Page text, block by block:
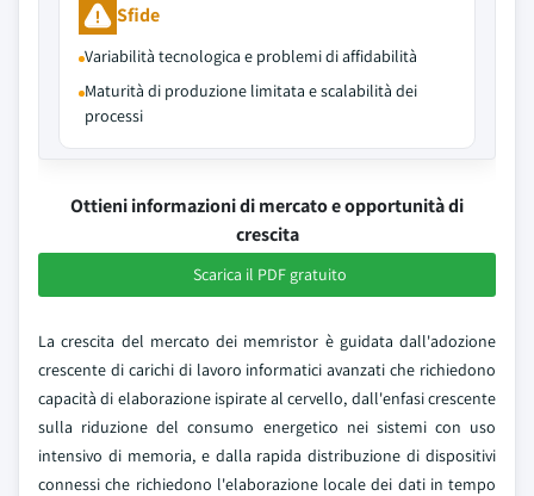
Sfide
Variabilità tecnologica e problemi di affidabilità
Maturità di produzione limitata e scalabilità dei
processi
Ottieni informazioni di mercato e opportunità di
crescita
Scarica il PDF gratuito
La crescita del mercato dei memristor è guidata dall'adozione
crescente di carichi di lavoro informatici avanzati che richiedono
capacità di elaborazione ispirate al cervello, dall'enfasi crescente
sulla riduzione del consumo energetico nei sistemi con uso
intensivo di memoria, e dalla rapida distribuzione di dispositivi
connessi che richiedono l'elaborazione locale dei dati in tempo